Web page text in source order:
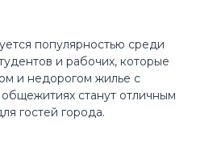
популярностью среди
и рабочих, которые
и недорогом жилье с
станут отличным
гостей города.